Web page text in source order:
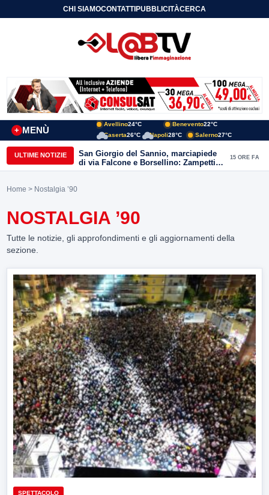
CHI SIAMOCONTATTIPUBBLICITÀCERCA
MENÙ
+
Avellino24°C Benevento22°C
Caserta26°C Napoli28°C Salerno27°C
ULTIME NOTIZIE
San Giorgio del Sannio, marciapiede
di via Falcone e Borsellino: Zampetti e
Lombardi replicano alle polemiche
15 ORE FA
Home > Nostalgia ’90
NOSTALGIA ’90
Tutte le notizie, gli approfondimenti e gli aggiornamenti della
sezione.
SPETTACOLO